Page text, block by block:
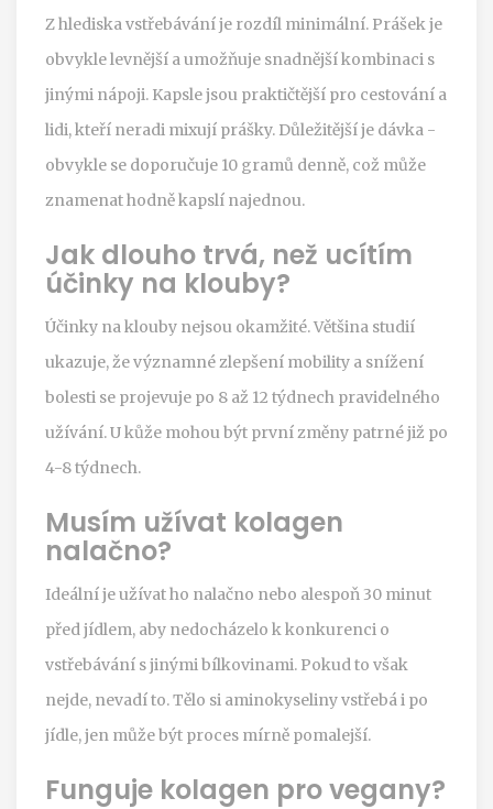
Z hlediska vstřebávání je rozdíl minimální. Prášek je
obvykle levnější a umožňuje snadnější kombinaci s
jinými nápoji. Kapsle jsou praktičtější pro cestování a
lidi, kteří neradi mixují prášky. Důležitější je dávka -
obvykle se doporučuje 10 gramů denně, což může
znamenat hodně kapslí najednou.
Jak dlouho trvá, než ucítím
účinky na klouby?
Účinky na klouby nejsou okamžité. Většina studií
ukazuje, že významné zlepšení mobility a snížení
bolesti se projevuje po 8 až 12 týdnech pravidelného
užívání. U kůže mohou být první změny patrné již po
4-8 týdnech.
Musím užívat kolagen
nalačno?
Ideální je užívat ho nalačno nebo alespoň 30 minut
před jídlem, aby nedocházelo k konkurenci o
vstřebávání s jinými bílkovinami. Pokud to však
nejde, nevadí to. Tělo si aminokyseliny vstřebá i po
jídle, jen může být proces mírně pomalejší.
Funguje kolagen pro vegany?